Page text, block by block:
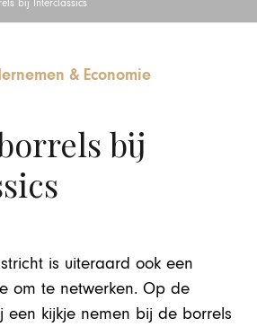
bij Interclassics
& Economie
bij
is uiteraard ook een
om te netwerken. Op de
een kijkje nemen bij de borrels